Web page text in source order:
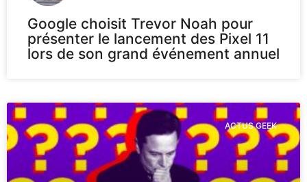
Google choisit Trevor Noah pour
présenter le lancement des Pixel 11
lors de son grand événement annuel
ACTUS GEEK